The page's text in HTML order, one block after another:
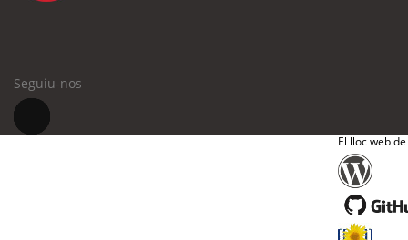
Seguiu-nos
El lloc web